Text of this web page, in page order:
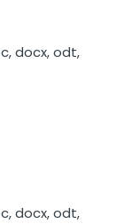
docx, odt,
docx, odt,